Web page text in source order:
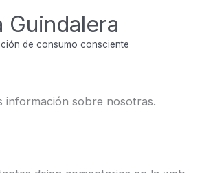
Guindalera
de consumo consciente
de privacidad
privacidad
información sobre nosotras.